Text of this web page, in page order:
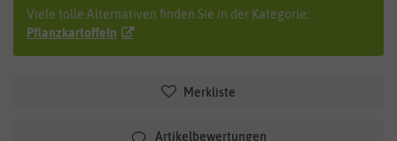
Viele tolle Alternativen finden Sie in der Kategorie:
Pflanzkartoffeln
Merkliste
Artikelbewertungen